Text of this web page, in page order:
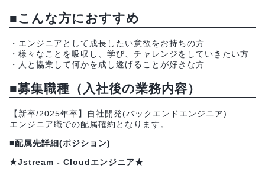
■こんな方におすすめ
・エンジニアとして成長したい意欲をお持ちの方
・様々なことを吸収し、学び、チャレンジをしていきたい方
・人と協業して何かを成し遂げることが好きな方
■募集職種（入社後の業務内容）
【新卒/2025年卒】自社開発(バックエンドエンジニア)
エンジニア職での配属確約となります。
■配属先詳細(ポジション)
★Jstream - Cloudエンジニア★